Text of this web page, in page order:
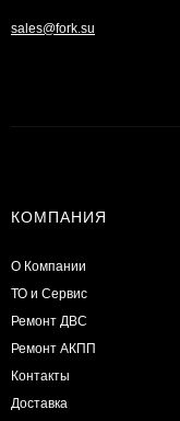
sales@fork.su
КОМПАНИЯ
О Компании
ТО и Сервис
​Ремонт ДВС
Ремонт АКПП
Контакты
Доставка